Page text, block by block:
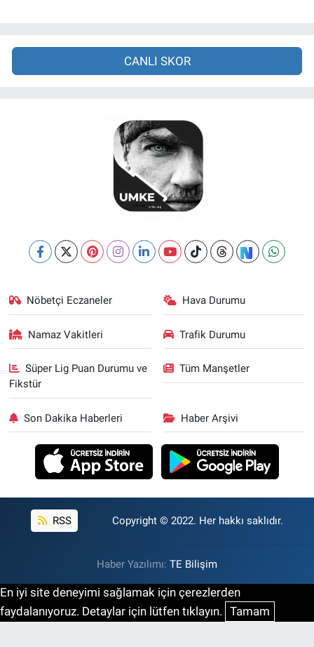
CANLI SKOR
Nöbetçi Eczaneler Hava Durumu
Namaz Vakitleri Trafik Durumu
Süper Lig Puan Durumu ve
Fikstür
Tüm Manşetler
Son Dakika Haberleri Haber Arşivi
RSS Copyright © 2022. Her hakkı saklıdır.
Haber Yazılımı: TE Bilişim
En iyi site deneyimi sağlamak için çerezlerden
faydalanıyoruz. Detaylar için lütfen tıklayın. Tamam